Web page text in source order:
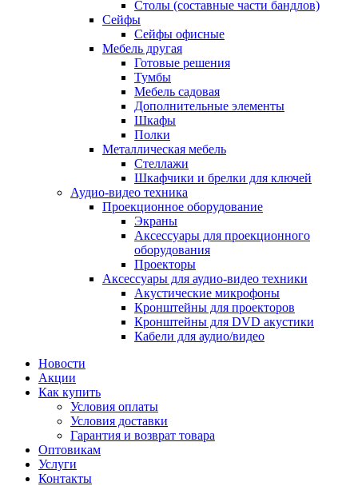
Столы (составные части бандлов)
Сейфы
Сейфы офисные
Мебель другая
Готовые решения
Тумбы
Мебель садовая
Дополнительные элементы
Шкафы
Полки
Металлическая мебель
Стеллажи
Шкафчики и брелки для ключей
Аудио-видео техника
Проекционное оборудование
Экраны
Аксессуары для проекционного
оборудования
Проекторы
Аксессуары для аудио-видео техники
Акустические микрофоны
Кронштейны для проекторов
Кронштейны для DVD акустики
Кабели для аудио/видео
Новости
Акции
Как купить
Условия оплаты
Условия доставки
Гарантия и возврат товара
Оптовикам
Услуги
Контакты